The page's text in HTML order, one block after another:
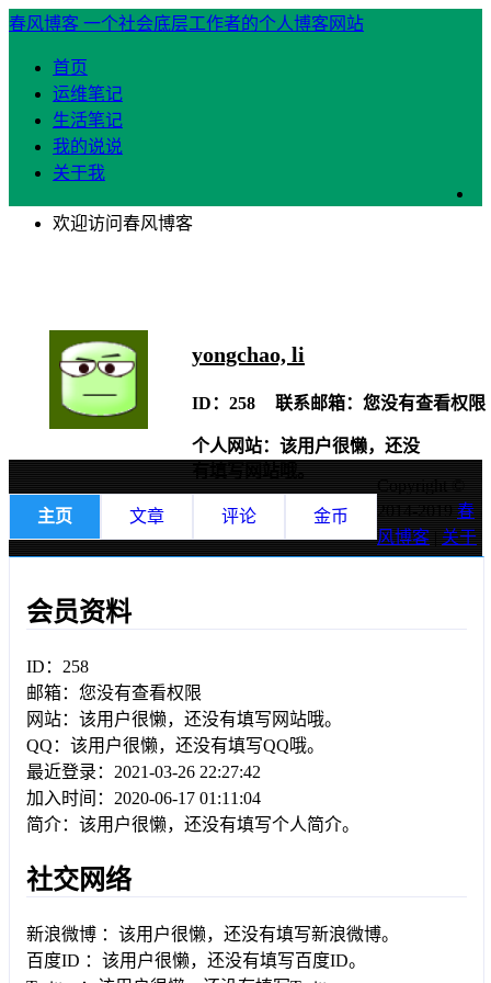
春风博客 一个社会底层工作者的个人博客网站
首页
运维笔记
生活笔记
我的说说
关于我
欢迎访问春风博客
yongchao, li
ID：258 联系邮箱：您没有查看权限
个人网站：该用户很懒，还没
有填写网站哦。
主页 文章 评论 金币
会员资料
ID：258
邮箱：您没有查看权限
网站：该用户很懒，还没有填写网站哦。
QQ：该用户很懒，还没有填写QQ哦。
最近登录：2021-03-26 22:27:42
加入时间：2020-06-17 01:11:04
简介：该用户很懒，还没有填写个人简介。
社交网络
新浪微博 ：该用户很懒，还没有填写新浪微博。
百度ID ：该用户很懒，还没有填写百度ID。
Copyright ©
2014-2019 春
风博客 | 关于